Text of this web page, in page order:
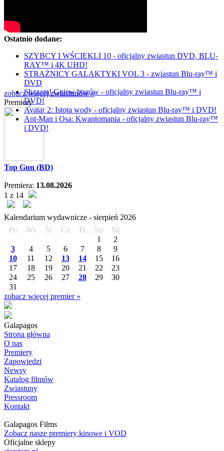
Ostatnio dodane:
SZYBCY I WŚCIEKLI 10 - oficjalny zwiastun DVD, BLU-
RAY™ i 4K UHD!
STRAŻNICY GALAKTYKI VOL 3 - zwiastun Blu-ray™ i
DVD
Shazam! Gniew bogów - oficjalny zwiastun Blu-ray™ i
DVD!
Avatar 2: Istota wody - oficjalny zwiastun Blu-ray™ i DVD!
Ant-Man i Osa: Kwantomania - oficjalny zwiastun Blu-ray™
i DVD!
zobacz więcej zwiastunów »
Premiery
Top Gun (BD)
Premiera: 13.08.2026
1 z 14
Kalendarium wydawnicze - sierpień 2026
Pn
Wt Śr Cz Pi So
Ni
1
2
3
4 5 6 7 8
9
10
11 12 13 14 15
16
17
18 19 20 21 22
23
24
25 26 27 28 29
30
31
zobacz więcej premier »
Galapagos
Strona główna
O nas
Premiery
Zapowiedzi
Newsy
Katalog filmów
Zwiastuny
Pressroom
Kontakt
Galapagos Films
Zobacz nasze premiery kinowe i VOD
Oficjalne sklepy